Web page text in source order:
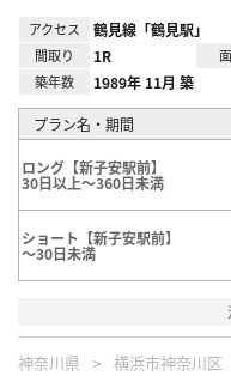
アクセス 鶴見線「鶴見駅」
間取り 1R
築年数 1989年 11月 築
プラン名・期間
ロング【新子安駅前】
30日以上～360日未満
ショート【新子安駅前】
～30日未満
神奈川県 横浜市神奈川区